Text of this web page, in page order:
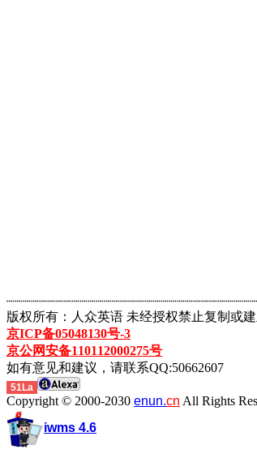
版权所有：人众英语 未经授权禁止复制或
京ICP备05048130号-3
京公网安备110112000275号
如有意见和建议，请联系QQ:50662607
51La
Copyright © 2000-2030 enun.cn All Rights
iwms 4.6